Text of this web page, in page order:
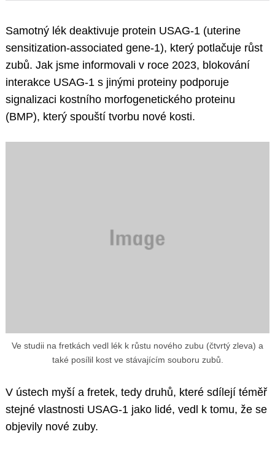
Samotný lék deaktivuje protein USAG-1 (uterine
sensitization-associated gene-1), který potlačuje růst
zubů. Jak jsme informovali v roce 2023, blokování
interakce USAG-1 s jinými proteiny podporuje
signalizaci kostního morfogenetického proteinu
(BMP), který spouští tvorbu nové kosti.
Ve studii na fretkách vedl lék k růstu nového zubu (čtvrtý zleva) a
také posílil kost ve stávajícím souboru zubů.
V ústech myší a fretek, tedy druhů, které sdílejí téměř
stejné vlastnosti USAG-1 jako lidé, vedl k tomu, že se
objevily nové zuby.